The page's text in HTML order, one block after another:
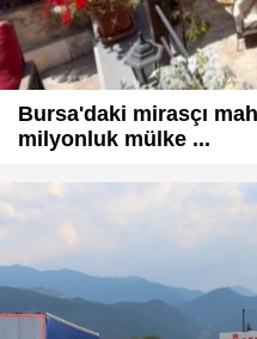
Bursa'daki mirasçı
milyonluk mülke ...